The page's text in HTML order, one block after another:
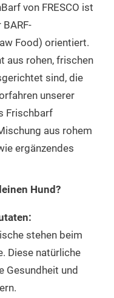
von FRESCO ist
Food) orientiert.
aus rohen, frischen
sind, die
unserer
Frischbarf
aus rohem
ergänzendes
Hund?
stehen beim
Diese natürliche
Gesundheit und